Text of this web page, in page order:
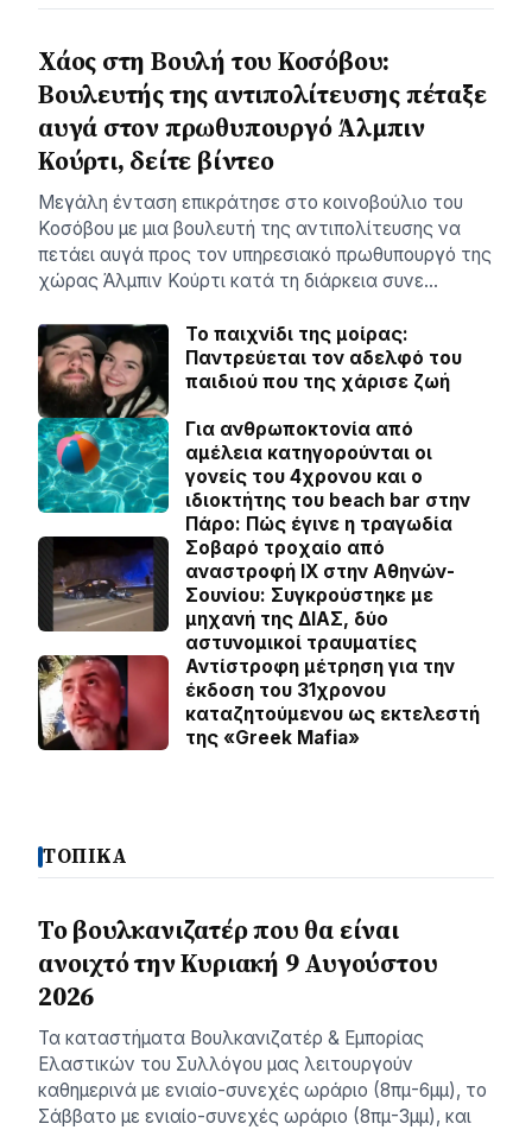
Χάος στη Βουλή του Κοσόβου:
Βουλευτής της αντιπολίτευσης πέταξε
αυγά στον πρωθυπουργό Άλμπιν
Κούρτι, δείτε βίντεο
Μεγάλη ένταση επικράτησε στο κοινοβούλιο του
Κοσόβου με μια βουλευτή της αντιπολίτευσης να
πετάει αυγά προς τον υπηρεσιακό πρωθυπουργό της
χώρας Άλμπιν Κούρτι κατά τη διάρκεια συνε…
Το παιχνίδι της μοίρας:
Παντρεύεται τον αδελφό του
παιδιού που της χάρισε ζωή
Για ανθρωποκτονία από
αμέλεια κατηγορούνται οι
γονείς του 4χρονου και ο
ιδιοκτήτης του beach bar στην
Πάρο: Πώς έγινε η τραγωδία
Σοβαρό τροχαίο από
αναστροφή ΙΧ στην Αθηνών-
Σουνίου: Συγκρούστηκε με
μηχανή της ΔΙΑΣ, δύο
αστυνομικοί τραυματίες
Αντίστροφη μέτρηση για την
έκδοση του 31χρονου
καταζητούμενου ως εκτελεστή
της «Greek Mafia»
ΤΟΠΙΚΑ
Το βουλκανιζατέρ που θα είναι
ανοιχτό την Κυριακή 9 Αυγούστου
2026
Τα καταστήματα Βουλκανιζατέρ & Εμπορίας
Ελαστικών του Συλλόγου μας λειτουργούν
καθημερινά με ενιαίο-συνεχές ωράριο (8πμ-6μμ), το
Σάββατο με ενιαίο-συνεχές ωράριο (8πμ-3μμ), και